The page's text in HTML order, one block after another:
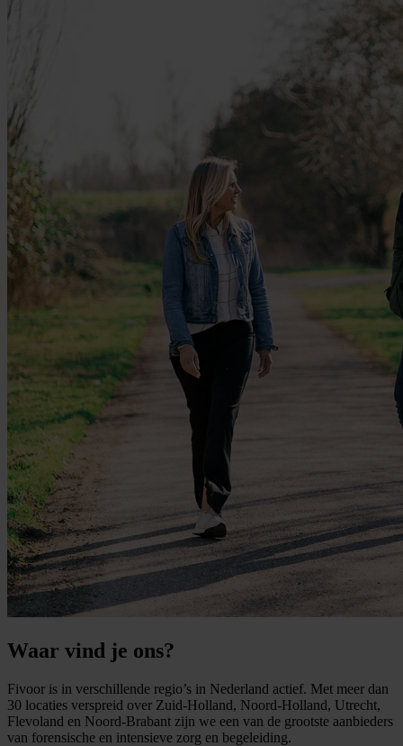
Waar vind je ons?
Fivoor is in verschillende regio’s in Nederland actief. Met meer dan
30 locaties verspreid over Zuid-Holland, Noord-Holland, Utrecht,
Flevoland en Noord-Brabant zijn we een van de grootste aanbieders
van forensische en intensieve zorg en begeleiding.